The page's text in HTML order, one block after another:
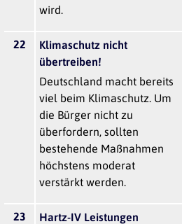
wird.
22
Klimaschutz nicht
übertreiben!
Deutschland macht bereits
viel beim Klimaschutz. Um
die Bürger nicht zu
überfordern, sollten
bestehende Maßnahmen
höchstens moderat
verstärkt werden.
23
Hartz-IV Leistungen